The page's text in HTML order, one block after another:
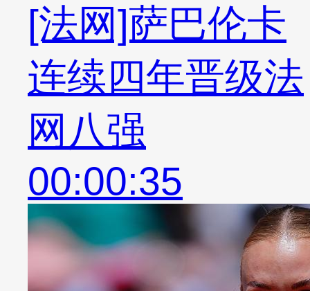
[法网]萨巴伦卡
连续四年晋级法
网八强
00:00:35